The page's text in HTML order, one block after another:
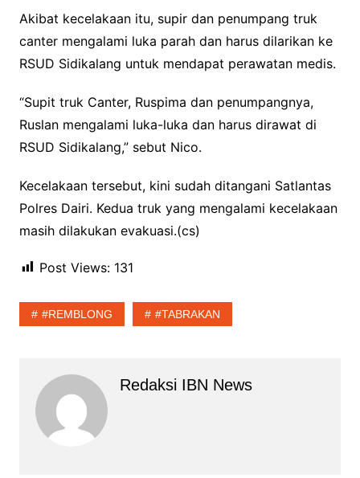
Akibat kecelakaan itu, supir dan penumpang truk
canter mengalami luka parah dan harus dilarikan ke
RSUD Sidikalang untuk mendapat perawatan medis.
“Supit truk Canter, Ruspima dan penumpangnya,
Ruslan mengalami luka-luka dan harus dirawat di
RSUD Sidikalang,” sebut Nico.
Kecelakaan tersebut, kini sudah ditangani Satlantas
Polres Dairi. Kedua truk yang mengalami kecelakaan
masih dilakukan evakuasi.(cs)
Post Views: 131
#REMBLONG #TABRAKAN
Redaksi IBN News